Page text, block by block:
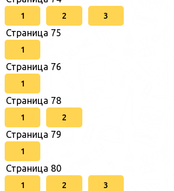
1 2 3
Страница 75
1
Страница 76
1
Страница 78
1 2
Страница 79
1
Страница 80
1 2 3